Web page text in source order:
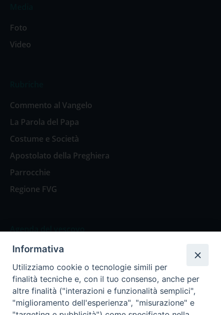
Foto
Video
Commento al Vangelo
La Parola del Papa
Costume e Società
Apostolato della Preghiera
Parrocchie
Regione FVG
Agenda del vescovo
Agenda del vescovo
Privacy Policy Trasparenza
Informativa
Utilizziamo cookie o tecnologie simili per
finalità tecniche e, con il tuo consenso, anche per
altre finalità ("interazioni e funzionalità semplici",
"miglioramento dell'esperienza", "misurazione" e